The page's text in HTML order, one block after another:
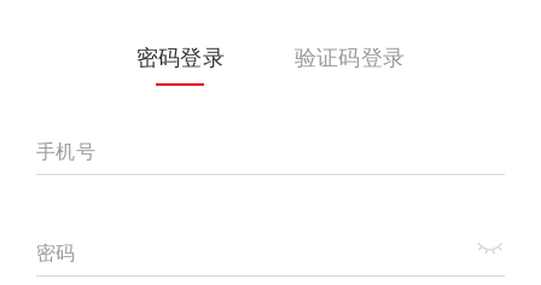
密码登录 验证码登录
手机号
密码